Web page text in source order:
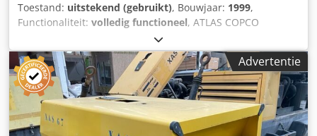
Toestand: uitstekend (gebruikt), Bouwjaar: 1999,
Functionaliteit: volledig functioneel, ATLAS COPCO
XAS46DD DIESEL compressor na onderhoud! Compressor
geregistreerd in Polen. Technische gegevens: capaciteit
2,60 m³/min; werkdruk 7 Bar; motor DEUTZ F2M1011;
bedrijfsuren 1355u! Compressor volledig operationeel,
klaar voor gebruik, garantie inbegrepen. Netto prijs: 13.500
PLN. Brutoprijs: 16.605 PLN. Dcsdjx A T D Sjpfx Alhek
Advertentie